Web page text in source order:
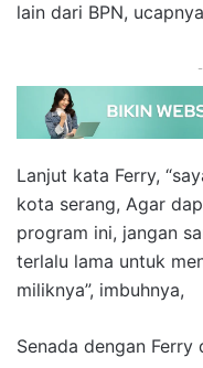
lain dari BPN,
Lanjut kata Ferry,
kota serang, Agar
program ini, jangan
terlalu lama untuk
miliknya”, imbuhnya,
Senada dengan